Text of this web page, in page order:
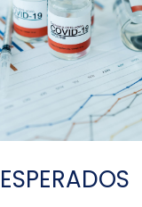
ESPERADOS